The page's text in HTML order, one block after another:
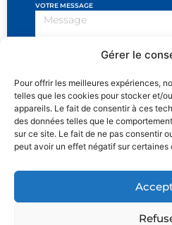
Gérer le
Pour offrir les meilleures expériences,
telles que les cookies pour stocker et/
appareils. Le fait de consentir à ces
des données telles que le
sur ce site. Le fait de ne pas consentir
peut avoir un effet négatif sur
VOTRE MESSAGE
J'ai lu et j'accepte les
privacité
SEND
POLITIQUE DE